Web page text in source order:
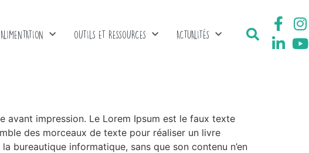
OUTILS ET RESSOURCES ACTUALITÉS
impression. Le Lorem Ipsum est le faux texte
des morceaux de texte pour réaliser un livre
bureautique informatique, sans que son contenu n’en